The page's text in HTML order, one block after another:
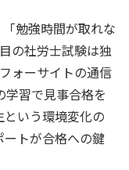
勉強時間が取れな
の社労士試験は独
ォーサイトの通信
習で見事合格を
いう環境変化の
トが合格への鍵